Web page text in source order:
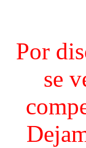
Por
se